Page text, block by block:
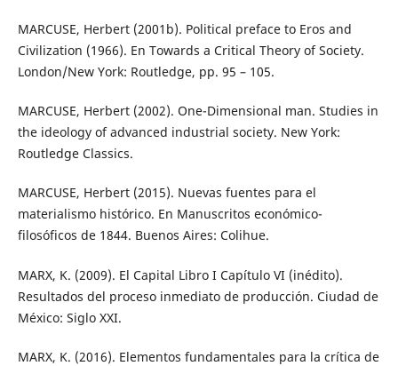
MARCUSE, Herbert (2001b). Political preface to Eros and
Civilization (1966). En Towards a Critical Theory of Society.
London/New York: Routledge, pp. 95 – 105.
MARCUSE, Herbert (2002). One-Dimensional man. Studies in
the ideology of advanced industrial society. New York:
Routledge Classics.
MARCUSE, Herbert (2015). Nuevas fuentes para el
materialismo histórico. En Manuscritos económico-
filosóficos de 1844. Buenos Aires: Colihue.
MARX, K. (2009). El Capital Libro I Capítulo VI (inédito).
Resultados del proceso inmediato de producción. Ciudad de
México: Siglo XXI.
MARX, K. (2016). Elementos fundamentales para la crítica de